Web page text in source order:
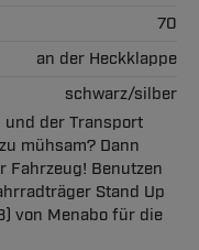
70
an der Heckklappe
schwarz/silber
und der Transport
mühsam? Dann
Fahrzeug! Benutzen
Stand Up
von Menabo für die